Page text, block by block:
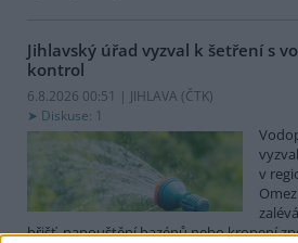
Jihlavský úřad vyzval k šetření s
kontrol
6.8.2026 00:51 | JIHLAVA (ČTK)
Diskuse: 1
v
hřišť, napouštění bazénů nebo kropení